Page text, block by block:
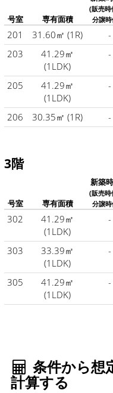
号室 専有面積
(販売時
分譲
201 31.60㎡ (1R) -
203
41.29㎡
(1LDK)
-
205
41.29㎡
(1LDK)
-
206 30.35㎡ (1R) -
3階
号室 専有面積
新築
(販売時
分譲
302
41.29㎡
(1LDK)
-
303
33.39㎡
(1LDK)
-
305
41.29㎡
(1LDK)
-
条件から想
計算する